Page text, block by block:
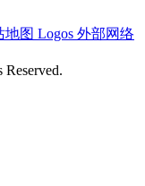
地图 Logos 外部网络